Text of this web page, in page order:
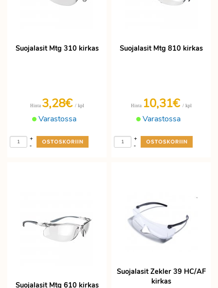
Suojalasit Mtg 310 kirkas
Varastossa
Hinta 3,28€ / kpl
-
+
Suojalasit Mtg 810 kirkas
Varastossa
Hinta 10,31€ / kpl
-
+
Suojalasit Mtg 610 kirkas
Suojalasit Zekler 39 HC/AF
kirkas